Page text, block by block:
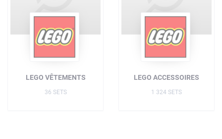
LEGO VÊTEMENTS
36 SETS
LEGO ACCESSOIRES
1 324 SETS